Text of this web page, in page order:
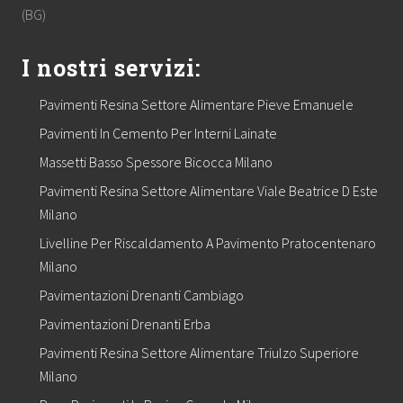
(BG)
I nostri servizi:
Pavimenti Resina Settore Alimentare Pieve Emanuele
Pavimenti In Cemento Per Interni Lainate
Massetti Basso Spessore Bicocca Milano
Pavimenti Resina Settore Alimentare Viale Beatrice D Este
Milano
Livelline Per Riscaldamento A Pavimento Pratocentenaro
Milano
Pavimentazioni Drenanti Cambiago
Pavimentazioni Drenanti Erba
Pavimenti Resina Settore Alimentare Triulzo Superiore
Milano